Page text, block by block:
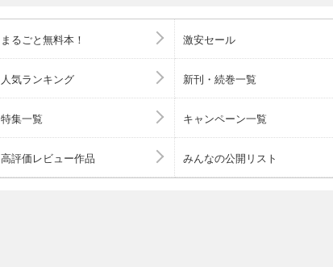
まるごと無料本！ 激安セール
人気ランキング 新刊・続巻一覧
特集一覧 キャンペーン一覧
高評価レビュー作品 みんなの公開リスト